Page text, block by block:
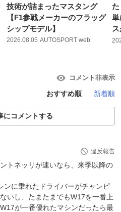
技術が詰まったマスタング
【F1参戦メーカーのフラッグ
シップモデル】
2026.08.05 AUTOSPORT web
単
コメント非表示
おすすめ順 新着順
にコメントする
違反報告
トネッリが速いなら、来季以降の
ンに乗れたドライバーがチャンピ
いし、たまたまでもW17を一番上
が一番優れたマシンだったら最